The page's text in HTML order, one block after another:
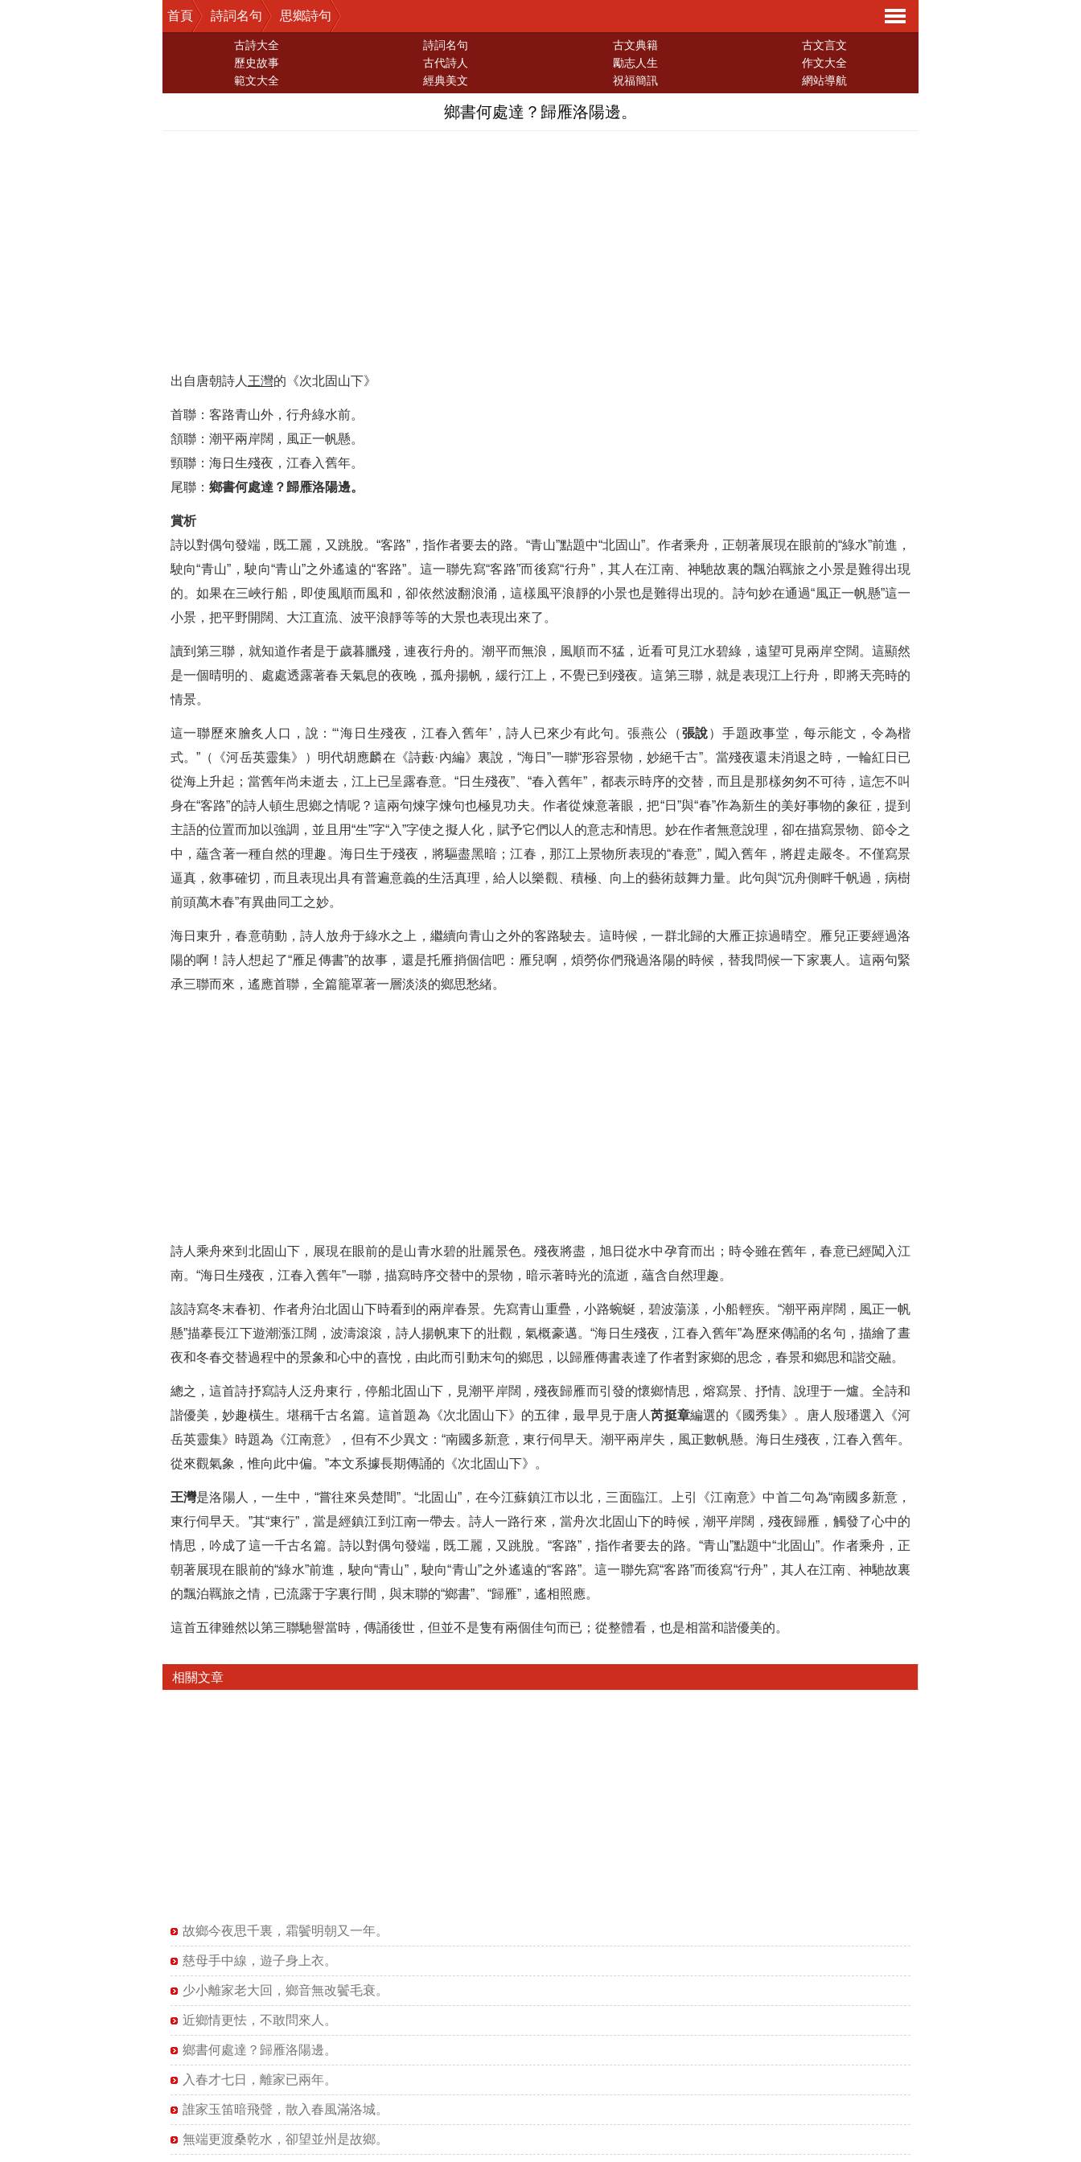
首頁 詩詞名句
思鄉詩句
導
古詩大全 詩詞名句 古文典籍
古文言文
歷史故事
古代詩人 勵志人生
作文大全
範文大全
經典美文 祝福簡訊 網站導航
鄉書何處達？歸雁洛陽邊。
出自唐朝詩人 王灣的《次北固山下》
首聯：客路青山外，行舟綠水前。
頷聯：潮平兩岸闊，風正一帆懸。
頸聯：海日生殘夜，江春入舊年。
尾聯： 鄉書何處達？歸雁洛陽邊。
賞析
詩以對偶句發端，既工麗，又跳脫。“客路”，指作者要去的路。“青山”點題中“北固山”。作者乘舟，正朝著展現在眼前的“綠水”前進，
駛向“青山”，駛向“青山”之外遙遠的“客路”。這一聯先寫“客路”而後寫“行舟”，其人在江南、神馳故裏的飄泊羈旅之小景是難得出現
的。如果在三峽行船，即使風順而風和，卻依然波翻浪涌，這樣風平浪靜的小景也是難得出現的。詩句妙在通過“風正一帆懸”這一
小景，把平野開闊、大江直流、波平浪靜等等的大景也表現出來了。
讀到第三聯，就知道作者是于歲暮臘殘，連夜行舟的。潮平而無浪，風順而不猛，近看可見江水碧綠，遠望可見兩岸空闊。這顯然
是一個晴明的、處處透露著春天氣息的夜晚，孤舟揚帆，緩行江上，不覺已到殘夜。這第三聯，就是表現江上行舟，即將天亮時的
情景。
這一聯歷來膾炙人口，說：“‘海日生殘夜，江春入舊年’，詩人已來少有此句。張燕公（張說）手題政事堂，每示能文，令為楷
式。”（《河岳英靈集》）明代胡應麟在《詩藪·內編》裏說，“海日”一聯“形容景物，妙絕千古”。當殘夜還未消退之時，一輪紅日已
從海上升起；當舊年尚未逝去，江上已呈露春意。“日生殘夜”、“春入舊年”，都表示時序的交替，而且是那樣匆匆不可待，這怎不叫
身在“客路”的詩人頓生思鄉之情呢？這兩句煉字煉句也極見功夫。作者從煉意著眼，把“日”與“春”作為新生的美好事物的象征，提到
主語的位置而加以強調，並且用“生”字“入”字使之擬人化，賦予它們以人的意志和情思。妙在作者無意說理，卻在描寫景物、節令之
中，蘊含著一種自然的理趣。海日生于殘夜，將驅盡黑暗；江春，那江上景物所表現的“春意”，闖入舊年，將趕走嚴冬。不僅寫景
逼真，敘事確切，而且表現出具有普遍意義的生活真理，給人以樂觀、積極、向上的藝術鼓舞力量。此句與“沉舟側畔千帆過，病樹
前頭萬木春”有異曲同工之妙。
海日東升，春意萌動，詩人放舟于綠水之上，繼續向青山之外的客路駛去。這時候，一群北歸的大雁正掠過晴空。雁兒正要經過洛
陽的啊！詩人想起了“雁足傳書”的故事，還是托雁捎個信吧：雁兒啊，煩勞你們飛過洛陽的時候，替我問候一下家裏人。這兩句緊
承三聯而來，遙應首聯，全篇籠罩著一層淡淡的鄉思愁緒。
詩人乘舟來到北固山下，展現在眼前的是山青水碧的壯麗景色。殘夜將盡，旭日從水中孕育而出；時令雖在舊年，春意已經闖入江
南。“海日生殘夜，江春入舊年”一聯，描寫時序交替中的景物，暗示著時光的流逝，蘊含自然理趣。
該詩寫冬末春初、作者舟泊北固山下時看到的兩岸春景。先寫青山重疊，小路蜿蜒，碧波蕩漾，小船輕疾。“潮平兩岸闊，風正一帆
懸”描摹長江下遊潮漲江闊，波濤滾滾，詩人揚帆東下的壯觀，氣概豪邁。“海日生殘夜，江春入舊年”為歷來傳誦的名句，描繪了晝
夜和冬春交替過程中的景象和心中的喜悅，由此而引動末句的鄉思，以歸雁傳書表達了作者對家鄉的思念，春景和鄉思和諧交融。
總之，這首詩抒寫詩人泛舟東行，停船北固山下，見潮平岸闊，殘夜歸雁而引發的懷鄉情思，熔寫景、抒情、說理于一爐。全詩和
諧優美，妙趣橫生。堪稱千古名篇。這首題為《次北固山下》的五律，最早見于唐人芮挺章編選的《國秀集》。唐人殷璠選入《河
岳英靈集》時題為《江南意》，但有不少異文：“南國多新意，東行伺早天。潮平兩岸失，風正數帆懸。海日生殘夜，江春入舊年。
從來觀氣象，惟向此中偏。”本文系據長期傳誦的《次北固山下》。
王灣是洛陽人，一生中，“嘗往來吳楚間”。“北固山”，在今江蘇鎮江市以北，三面臨江。上引《江南意》中首二句為“南國多新意，
東行伺早天。”其“東行”，當是經鎮江到江南一帶去。詩人一路行來，當舟次北固山下的時候，潮平岸闊，殘夜歸雁，觸發了心中的
情思，吟成了這一千古名篇。詩以對偶句發端，既工麗，又跳脫。“客路”，指作者要去的路。“青山”點題中“北固山”。作者乘舟，正
朝著展現在眼前的“綠水”前進，駛向“青山”，駛向“青山”之外遙遠的“客路”。這一聯先寫“客路”而後寫“行舟”，其人在江南、神馳故裏
的飄泊羈旅之情，已流露于字裏行間，與末聯的“鄉書”、“歸雁”，遙相照應。
這首五律雖然以第三聯馳譽當時，傳誦後世，但並不是隻有兩個佳句而已；從整體看，也是相當和諧優美的。
相關文章
故鄉今夜思千裏，霜鬢明朝又一年。
慈母手中線，遊子身上衣。
少小離家老大回，鄉音無改鬢毛衰。
近鄉情更怯，不敢問來人。
鄉書何處達？歸雁洛陽邊。
入春才七日，離家已兩年。
誰家玉笛暗飛聲，散入春風滿洛城。
無端更渡桑乾水，卻望並州是故鄉。